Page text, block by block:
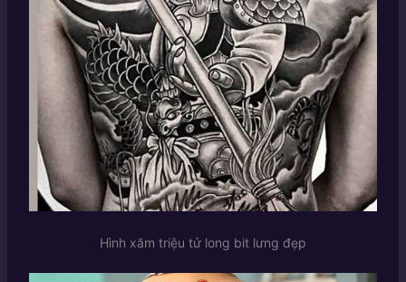
Hình xăm triệu tử long bit lưng đẹp